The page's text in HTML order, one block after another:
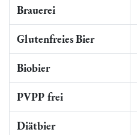
Brauerei
Glutenfreies Bier
Biobier
PVPP frei
Diätbier